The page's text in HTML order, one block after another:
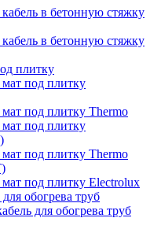
в бетонную стяжку
в бетонную стяжку
плитку
под плитку
под плитку Thermo
под плитку
под плитку Thermo
под плитку Electrolux
обогрева труб
для обогрева труб